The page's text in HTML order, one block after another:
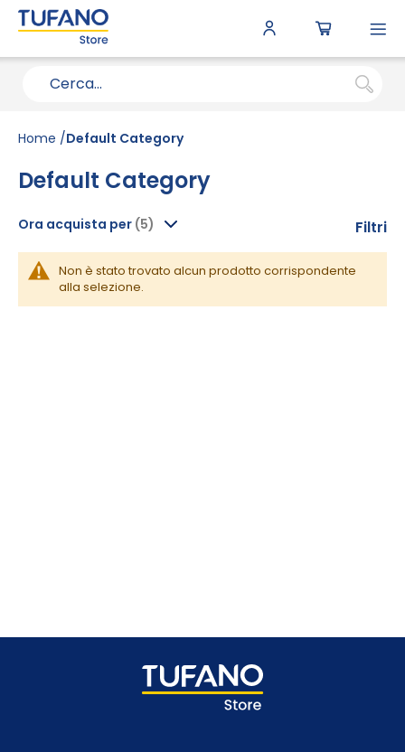
Home Default Category
Default Category
Non è stato trovato alcun prodotto corrispondente
alla selezione.
Filtri
Ora acquista per